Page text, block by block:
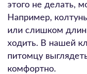
этого не делать,
Например,
или слишком
ходить. В нашей
питомцу
комфортно.